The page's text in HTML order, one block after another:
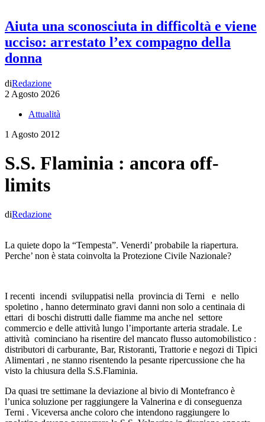
Aiuta una sconosciuta in difficoltà e viene
ucciso: arrestato l’ex compagno della
donna
diRedazione
2 Agosto 2026
Attualità
1 Agosto 2012
S.S. Flaminia : ancora off-
limits
diRedazione
La quiete dopo la “Tempesta”. Venerdi’ probabile la riapertura.
Perche’ non è stata coinvolta la Protezione Civile Nazionale?
I recenti incendi sviluppatisi nella provincia di Terni e nello
spoletino , hanno determinato gravi danni non solo a centinaia di
ettari di boschi distrutti dalle fiamme ma anche nel settore
commercio e delle attività lungo l’importante arteria stradale. Le
attività cominciano ha risentire del mancato flusso automobilistico :
distributori di carburante, Bar, Ristoranti, Trattorie e negozi di Tipici
Alimentari , ne stanno risentendo la pesante ripercussione che ha
visto la chiusura della S.S.Flaminia.
Da quasi tre settimane la deviazione al bivio di Montefranco è
l’unica soluzione per raggiungere la Valnerina e di conseguenza
Terni . Viceversa anche coloro che intendono raggiungere lo